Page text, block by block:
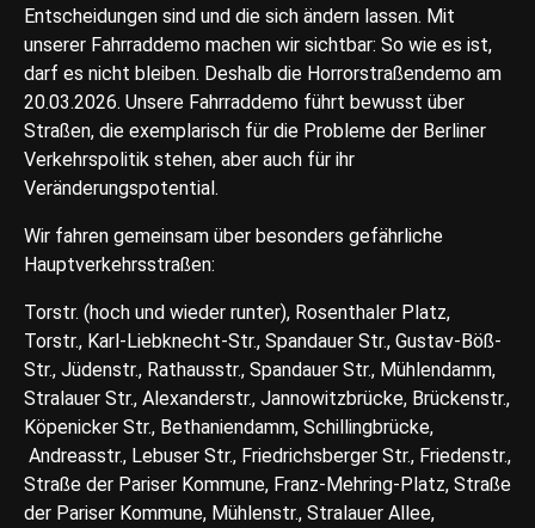
Entscheidungen sind und die sich ändern lassen. Mit
unserer Fahrraddemo machen wir sichtbar: So wie es ist,
darf es nicht bleiben. Deshalb die Horrorstraßendemo am
20.03.2026. Unsere Fahrraddemo führt bewusst über
Straßen, die exemplarisch für die Probleme der Berliner
Verkehrspolitik stehen, aber auch für ihr
Veränderungspotential.
Wir fahren gemeinsam über besonders gefährliche
Hauptverkehrsstraßen:
Torstr. (hoch und wieder runter), Rosenthaler Platz,
Torstr., Karl-Liebknecht-Str., Spandauer Str., Gustav-Böß-
Str., Jüdenstr., Rathausstr., Spandauer Str., Mühlendamm,
Stralauer Str., Alexanderstr., Jannowitzbrücke, Brückenstr.,
Köpenicker Str., Bethaniendamm, Schillingbrücke,
Andreasstr., Lebuser Str., Friedrichsberger Str., Friedenstr.,
Straße der Pariser Kommune, Franz-Mehring-Platz, Straße
der Pariser Kommune, Mühlenstr., Stralauer Allee,